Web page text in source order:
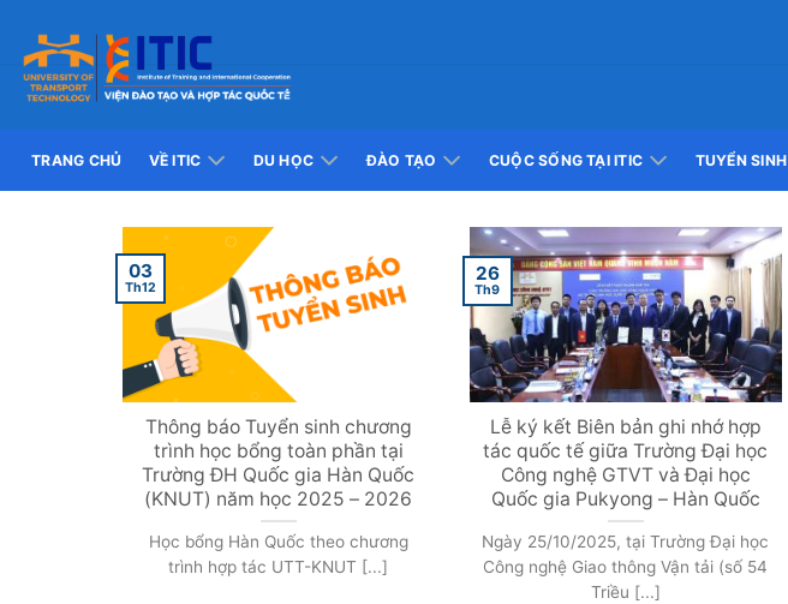
content
TRANG CHỦ VỀ ITIC DU HỌC ĐÀO TẠO CUỘC SỐNG TẠI ITIC TUYỂN SINH
Thông báo Tuyển sinh chương
trình học bổng toàn phần tại
Trường ĐH Quốc gia Hàn Quốc
(KNUT) năm học 2025 – 2026
Học bổng Hàn Quốc theo chương
trình hợp tác UTT-KNUT [...]
03
Th12
Lễ ký kết Biên bản ghi nhớ hợp
tác quốc tế giữa Trường Đại học
Công nghệ GTVT và Đại học
Quốc gia Pukyong – Hàn Quốc
Ngày 25/10/2025, tại Trường Đại học
Công nghệ Giao thông Vận tải (số 54
Triều [...]
26
Th9